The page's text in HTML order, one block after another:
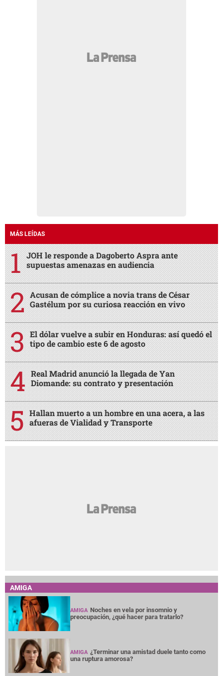
MÁS LEÍDAS
JOH le responde a Dagoberto Aspra ante
supuestas amenazas en audiencia
Acusan de cómplice a novia trans de César
Gastélum por su curiosa reacción en vivo
El dólar vuelve a subir en Honduras: así quedó el
tipo de cambio este 6 de agosto
Real Madrid anunció la llegada de Yan
Diomande: su contrato y presentación
Hallan muerto a un hombre en una acera, a las
afueras de Vialidad y Transporte
AMIGA
AMIGA Noches en vela por insomnio y
preocupación, ¿qué hacer para tratarlo?
AMIGA ¿Terminar una amistad duele tanto como
una ruptura amorosa?